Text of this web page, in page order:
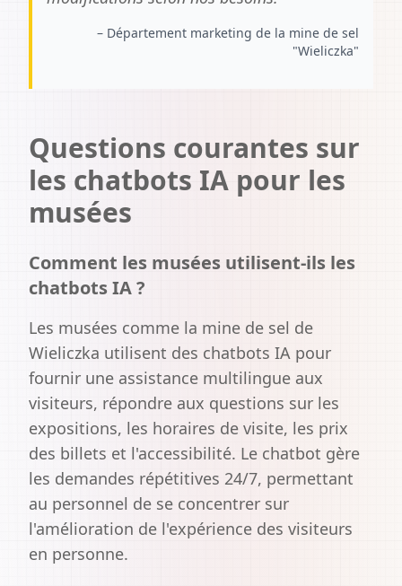
– Département marketing de la mine de sel
"Wieliczka"
Questions courantes sur
les chatbots IA pour les
musées
Comment les musées utilisent-ils les
chatbots IA ?
Les musées comme la mine de sel de
Wieliczka utilisent des chatbots IA pour
fournir une assistance multilingue aux
visiteurs, répondre aux questions sur les
expositions, les horaires de visite, les prix
des billets et l'accessibilité. Le chatbot gère
les demandes répétitives 24/7, permettant
au personnel de se concentrer sur
l'amélioration de l'expérience des visiteurs
en personne.